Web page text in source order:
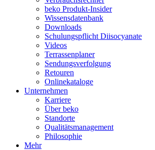
beko Produkt-Insider
Wissensdatenbank
Downloads
Schulungspflicht Diisocyanate
Videos
Terrassenplaner
Sendungsverfolgung
Retouren
Onlinekataloge
Unternehmen
Karriere
Über beko
Standorte
Qualitätsmanagement
Philosophie
Mehr